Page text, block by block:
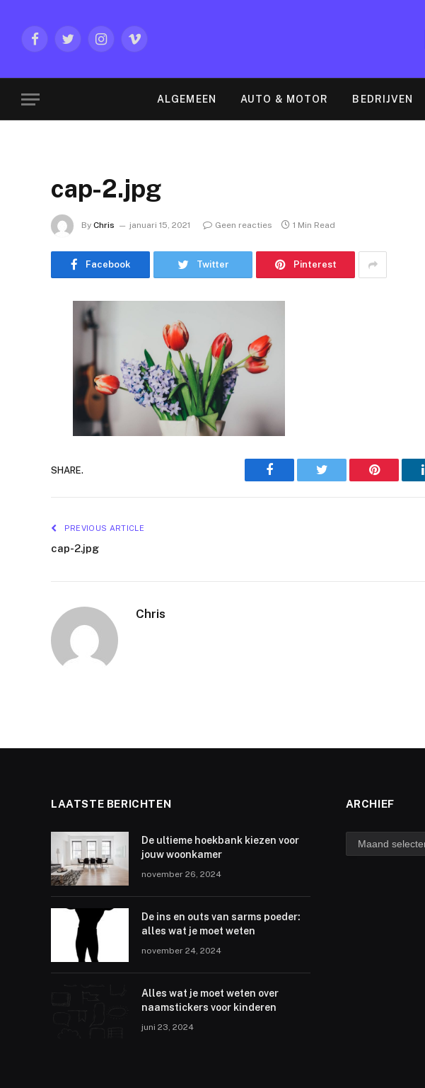
FacebookTwitterInstagramVimeo
ALGEMEEN AUTO & MOTOR BEDRIJVEN
cap-2.jpg
By Chris januari 15, 2021 Geen reacties 1 Min Read
Facebook Twitter Pinterest
SHARE. Facebook Twitter Pinterest
PREVIOUS ARTICLE
cap-2.jpg
Chris
LAATSTE BERICHTEN
De ultieme hoekbank kiezen voor
jouw woonkamer
november 26, 2024
De ins en outs van sarms poeder:
alles wat je moet weten
november 24, 2024
Alles wat je moet weten over
naamstickers voor kinderen
juni 23, 2024
ARCHIEF
archief